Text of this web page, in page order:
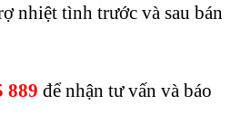
nhiệt tình trước và sau bán
889 để nhận tư vấn và báo